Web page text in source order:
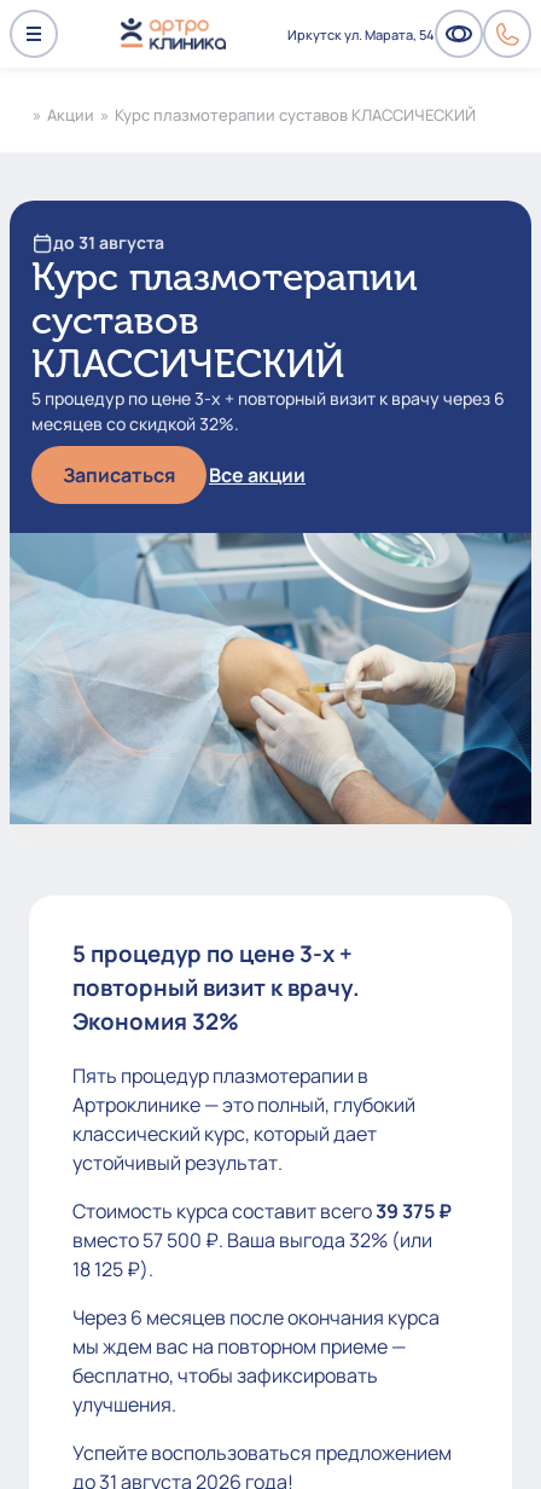
Иркутск ул. Марата, 54
» Акции » Курс плазмотерапии суставов КЛАССИЧЕСКИЙ
до 31 августа
Курс плазмотерапии
суставов
КЛАССИЧЕСКИЙ
5 процедур по цене 3-х + повторный визит к врачу через 6
месяцев со скидкой 32%.
Записаться Все акции
5 процедур по цене 3-х +
повторный визит к врачу.
Экономия 32%
Пять процедур плазмотерапии в
Артроклинике — это полный, глубокий
классический курс, который дает
устойчивый результат.
Стоимость курса составит всего39 375 ₽
вместо 57 500 ₽. Ваша выгода 32% (или
18 125 ₽).
Через 6 месяцев после окончания курса
мы ждем вас на повторном приеме —
бесплатно, чтобы зафиксировать
улучшения.
Успейте воспользоваться предложением
до 31 августа 2026 года!